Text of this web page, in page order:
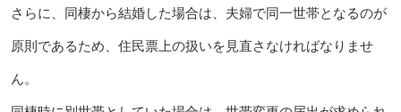
さらに、同棲から結婚した場合は、夫婦で同一世帯となるのが
原則であるため、住民票上の扱いを見直さなければなりませ
ん。